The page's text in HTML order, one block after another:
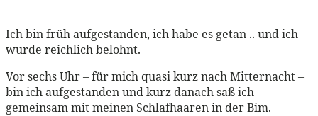
Ich bin früh aufgestanden, ich habe es getan .. und ich
wurde reichlich belohnt.
Vor sechs Uhr – für mich quasi kurz nach Mitternacht –
bin ich aufgestanden und kurz danach saß ich
gemeinsam mit meinen Schlafhaaren in der Bim.